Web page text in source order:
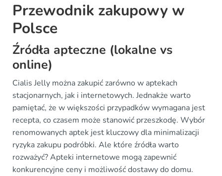
Przewodnik zakupowy w
Polsce
Źródła apteczne (lokalne vs
online)
Cialis Jelly można zakupić zarówno w aptekach
stacjonarnych, jak i internetowych. Jednakże warto
pamiętać, że w większości przypadków wymagana jest
recepta, co czasem może stanowić przeszkodę. Wybór
renomowanych aptek jest kluczowy dla minimalizacji
ryzyka zakupu podróbki. Ale które źródła warto
rozważyć? Apteki internetowe mogą zapewnić
konkurencyjne ceny i możliwość dostawy do domu.